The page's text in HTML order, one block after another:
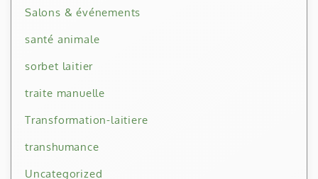
Salons & événements
santé animale
sorbet laitier
traite manuelle
Transformation-laitiere
transhumance
Uncategorized